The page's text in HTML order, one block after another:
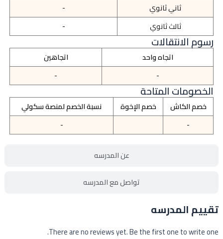
عن المدرسه
تواصل مع المدرسه
ثاني ثانوي
-
ثالث ثانوي
-
رسوم الانتقالات
اتجاه واحد
اتجاهين
-
-
الخصومات المتاحة
خصم الكاش خصم الإخوة
نسبة الخصم لمنصة سكولي
-
-
تقييم المدرسه
There are no reviews yet. Be the first one to write one.